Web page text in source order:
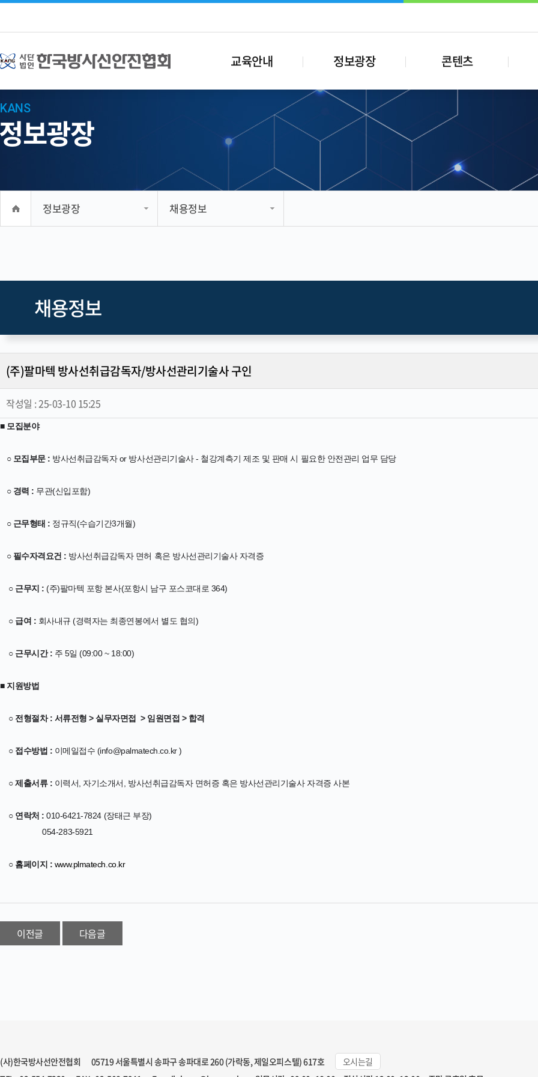
교육안내 정보광장 콘텐츠
KANS
보광장
정보광장 채용정보
채용정보
(주)팔마텍 방사선취급감독자/방사선관리기술사 구인
작성일 :25-03-10 15:25
■ 모집분야
○ 모집부문 : 방사선취급감독자 or 방사선관리기술사 - 철강계측기 제조 및 판매 시 필요한 안전관리 업무 담당
○ 경력 : 무관(신입포함)
○ 근무형태 : 정규직(수습기간3개월)
○ 필수자격요건 : 방사선취급감독자 면허 혹은 방사선관리기술사 자격증
○ 근무지 :(주)팔마텍 포항 본사(포항시 남구 포스코대로 364)
○ 급여 : 회사내규 (경력자는 최종연봉에서 별도 협의)
○ 근무시간 : 주 5일 (09:00 ~ 18:00)
■ 지원방법
○ 전형절차 : 서류전형 > 실무자면접 > 임원면접 > 합격
○ 접수방법 : 이메일접수 (info@palmatech.co.kr )
○ 제출서류 : 이력서, 자기소개서, 방사선취급감독자 면허증 혹은 방사선관리기술사 자격증 사본
○ 연락처 : 010-6421-7824 (장태근 부장)
054-283-5921
○ 홈페이지 : www.plmatech.co.kr
이전글 다음글
(사)한국방사선안전협회 05719 서울특별시 송파구 송파대로 260 (가락동, 제일오피스텔) 617호
오시는길